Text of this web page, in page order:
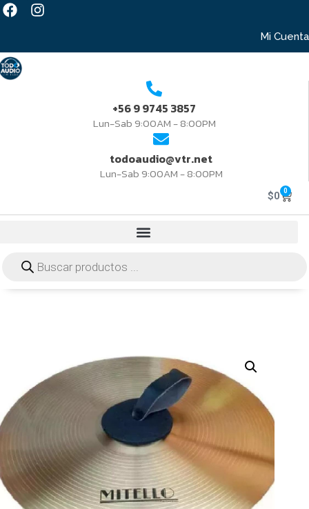
Mi Cuenta
+56 9 9745 3857
Lun-Sab 9:00AM - 8:00PM
todoaudio@vtr.net
Lun-Sab 9:00AM - 8:00PM
$0 0